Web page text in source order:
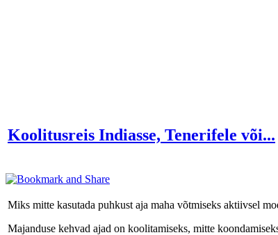
Koolitusreis Indiasse, Tenerifele või...
Miks mitte kasutada puhkust aja maha võtmiseks aktiivsel
Majanduse kehvad ajad on koolitamiseks, mitte